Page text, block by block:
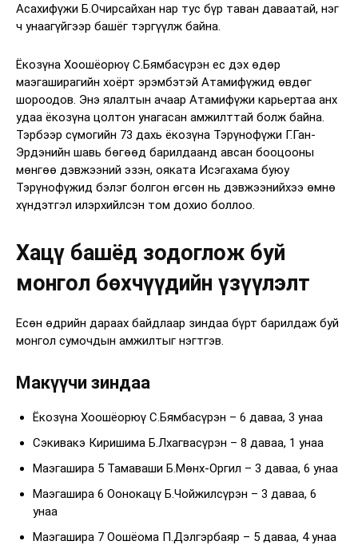
Асахифүжи Б.Очирсайхан нар тус бүр таван даваатай, нэг
ч унаагүйгээр башёг тэргүүлж байна.
Ёкозүна Хоошёорюү С.Бямбасүрэн ес дэх өдөр
маэгаширагийн хоёрт эрэмбэтэй Атамифүжид өвдөг
шороодов. Энэ ялалтын ачаар Атамифүжи карьертаа анх
удаа ёкозүна цолтон унагасан амжилттай болж байна.
Тэрбээр сүмогийн 73 дахь ёкозүна Тэрүнофүжи Г.Ган-
Эрдэнийн шавь бөгөөд барилдаанд авсан бооцооны
мөнгөө дэвжээний эзэн, ояката Исэгахама буюу
Тэрүнофүжид бэлэг болгон өгсөн нь дэвжээнийхээ өмнө
хүндэтгэл илэрхийлсэн том дохио боллоо.
Хацү башёд зодоглож буй
монгол бөхчүүдийн үзүүлэлт
Есөн өдрийн дараах байдлаар зиндаа бүрт барилдаж буй
монгол сумочдын амжилтыг нэгтгэв.
Макүүчи зиндаа
Ёкозүна Хоошёорюү С.Бямбасүрэн – 6 даваа, 3 унаа
Сэкивакэ Киришима Б.Лхагвасүрэн – 8 даваа, 1 унаа
Маэгашира 5 Тамаваши Б.Мөнх-Оргил – 3 даваа, 6 унаа
Маэгашира 6 Оонокацү Б.Чойжилсүрэн – 3 даваа, 6
унаа
Маэгашира 7 Оошёома П.Дэлгэрбаяр – 5 даваа, 4 унаа